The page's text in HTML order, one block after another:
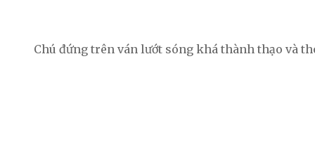
Chú đứng trên ván lướt sóng khá thành thạo và